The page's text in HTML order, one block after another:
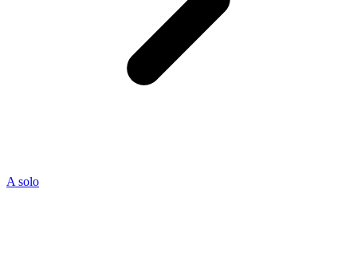
A solo